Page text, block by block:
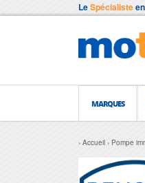
LeSpécialiste
MARQUES
Accueil Pompe